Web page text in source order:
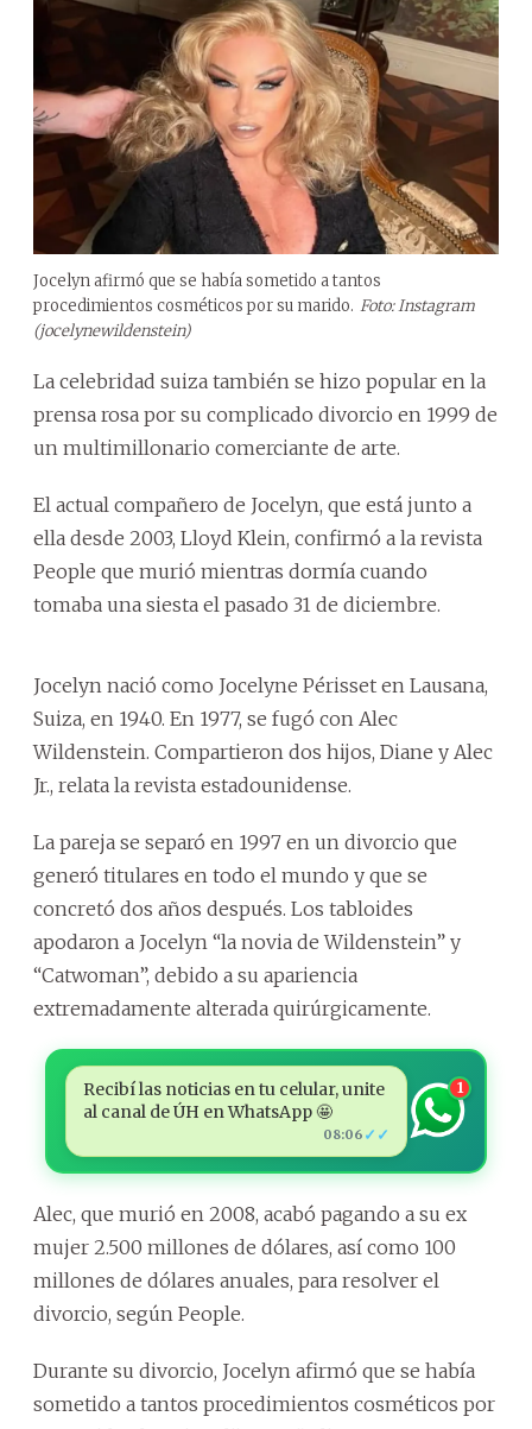
Jocelyn afirmó que se había sometido a tantos
procedimientos cosméticos por su marido. Foto: Instagram
(jocelynewildenstein)
La celebridad suiza también se hizo popular en la
prensa rosa por su complicado divorcio en 1999 de
un multimillonario comerciante de arte.
El actual compañero de Jocelyn, que está junto a
ella desde 2003, Lloyd Klein, confirmó a la revista
People que murió mientras dormía cuando
tomaba una siesta el pasado 31 de diciembre.
Jocelyn nació como Jocelyne Périsset en Lausana,
Suiza, en 1940. En 1977, se fugó con Alec
Wildenstein. Compartieron dos hijos, Diane y Alec
Jr., relata la revista estadounidense.
La pareja se separó en 1997 en un divorcio que
generó titulares en todo el mundo y que se
concretó dos años después. Los tabloides
apodaron a Jocelyn “la novia de Wildenstein” y
“Catwoman”, debido a su apariencia
extremadamente alterada quirúrgicamente.
Recibí las noticias en tu celular, unite
al canal de ÚH en WhatsApp 🤩
08:06 ✓✓
1
Alec, que murió en 2008, acabó pagando a su ex
mujer 2.500 millones de dólares, así como 100
millones de dólares anuales, para resolver el
divorcio, según People.
Durante su divorcio, Jocelyn afirmó que se había
sometido a tantos procedimientos cosméticos por